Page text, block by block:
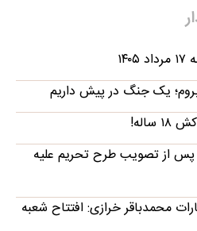
یک جنگ در پیش داریم
از تصویب طرح تحریم علیه
محمدباقر خرازی: افتتاح شعبه